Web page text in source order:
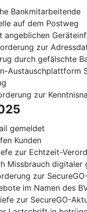
Bankmitarbeitende
auf dem Postweg
angeblichen
zur
durch gefälschte
Austauschplattform
zur
gemeldet
Kunden
zur Echtzeit-
Missbrauch digitaler
zur
im Namen des
zur SecureGO-